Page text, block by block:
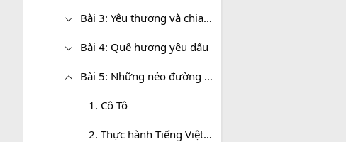
Bài 3: Yêu thương và chia sẻ
Bài 4: Quê hương yêu dấu
Bài 5: Những nẻo đường xứ sở
1. Cô Tô
2. Thực hành Tiếng Việt trang 113